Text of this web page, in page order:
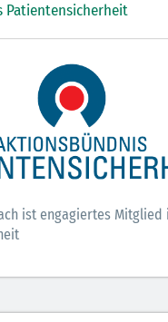
Patientensicherheit
ist engagiertes Mitglied